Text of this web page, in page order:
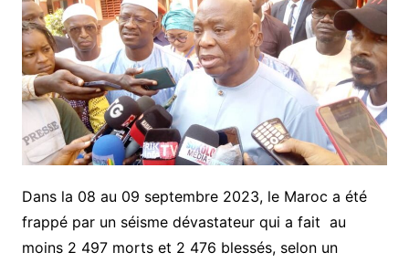
Dans la 08 au 09 septembre 2023, le Maroc a été
frappé par un séisme dévastateur qui a fait au
moins 2 497 morts et 2 476 blessés, selon un